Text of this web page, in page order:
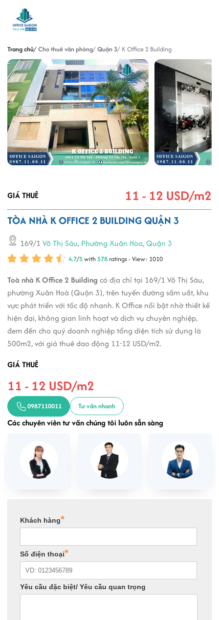
Trang chủ Cho thuê văn phòng Quận 3 K Office 2 Building
GIÁ THUÊ 11 - 12 USD/m2
TÒA NHÀ K OFFICE 2 BUILDING QUẬN 3
169/1 Võ Thị Sáu, Phường Xuân Hòa,Quận 3
4.7/5with578 ratings - View: 1010
Toà nhà K Office 2 Building có địa chỉ tại 169/1 Võ Thị Sáu,
phường Xuân Hoà (Quận 3), trên tuyến đường sầm uất, khu
vực phát triển với tốc độ nhanh. K Office nổi bật nhờ thiết kế
hiện đại, không gian linh hoạt và dịch vụ chuyên nghiệp,
đem đến cho quý doanh nghiệp tổng diện tích sử dụng là
500m2, với giá thuê dao động 11-12 USD/m2.
GIÁ THUÊ
11 - 12 USD/m2
0987110011 Tư vấn nhanh
Các chuyên viên tư vấn chúng tôi luôn sẵn sàng